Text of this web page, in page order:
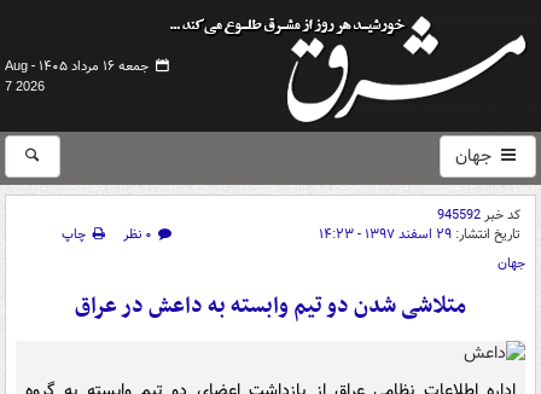
جمعه ۱۶ مرداد ۱۴۰۵ -
Aug
7 2026
جهان
کد خبر945592
تاریخ انتشار: ۲۹ اسفند ۱۳۹۷ - ۱۴:۲۳ ۰ نظر
چاپ
جهان
متلاشی شدن دو تیم وابسته به داعش در عراق